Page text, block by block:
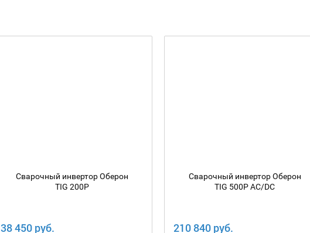
Сварочный инвертор Оберон
TIG 200P
38 450 руб.
Сварочный инвертор Оберон
TIG 500P AC/DC
210 840 руб.